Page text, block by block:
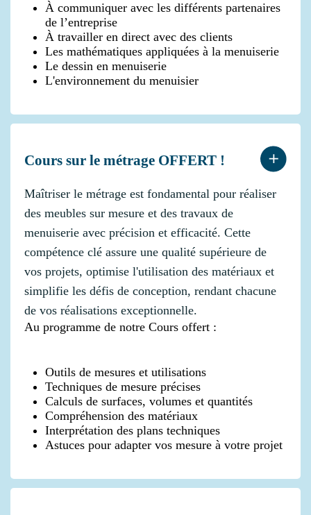
À communiquer avec les différents partenaires
de l’entreprise
À travailler en direct avec des clients
Les mathématiques appliquées à la menuiserie
Le dessin en menuiserie
L'environnement du menuisier
Cours sur le métrage OFFERT !
Maîtriser le métrage est fondamental pour réaliser
des meubles sur mesure et des travaux de
menuiserie avec précision et efficacité. Cette
compétence clé assure une qualité supérieure de
vos projets, optimise l'utilisation des matériaux et
simplifie les défis de conception, rendant chacune
de vos réalisations exceptionnelle.
Au programme de notre Cours offert :
Outils de mesures et utilisations
Techniques de mesure précises
Calculs de surfaces, volumes et quantités
Compréhension des matériaux
Interprétation des plans techniques
Astuces pour adapter vos mesure à votre projet